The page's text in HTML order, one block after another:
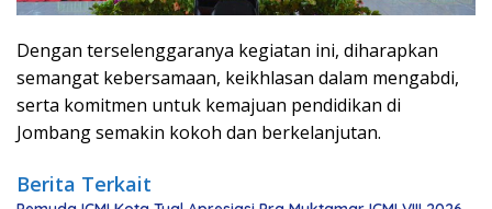
Dengan terselenggaranya kegiatan ini, diharapkan
semangat kebersamaan, keikhlasan dalam mengabdi,
serta komitmen untuk kemajuan pendidikan di
Jombang semakin kokoh dan berkelanjutan.
Berita Terkait